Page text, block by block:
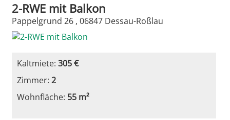
2-RWE mit Balkon
Pappelgrund 26 , 06847 Dessau-Roßlau
Kaltmiete:305 €
Zimmer:2
Wohnfläche: 55 m²